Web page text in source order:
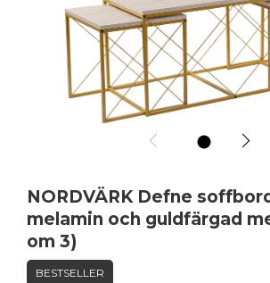
NORDVÄRK Defne
melamin och guldfärgad
om 3)
BESTSELLER